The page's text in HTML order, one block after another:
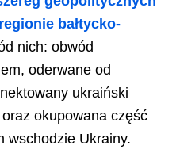
bałtycko-
nich: obwód
oderwane od
ukraiński
okupowana część
wschodzie Ukrainy.